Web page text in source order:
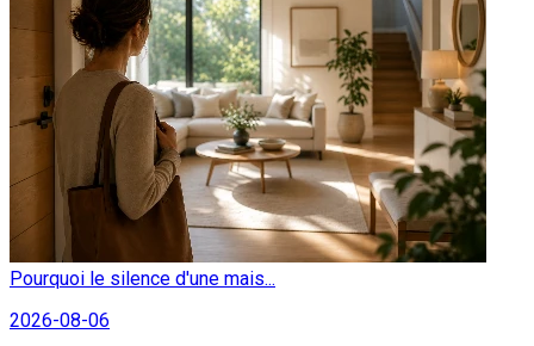
Pourquoi le silence d'une mais...
2026-08-06